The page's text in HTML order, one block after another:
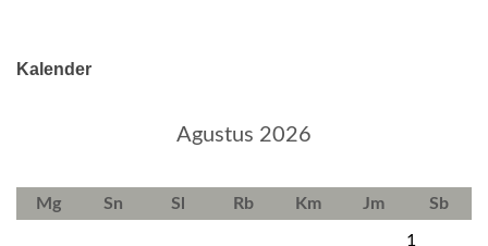
Kalender
Agustus 2026
Mg Sn Sl Rb Km Jm Sb
1